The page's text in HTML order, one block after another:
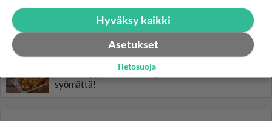
Danny, 83, teki yllättävän
teon - Missä on 25-vuotias
Kun yksi kauhallinen ei riitä...
Tämä helppo arkiruoka ei jää
syömättä!
Hyväksy kaikki
Asetukset
Tietosuoja